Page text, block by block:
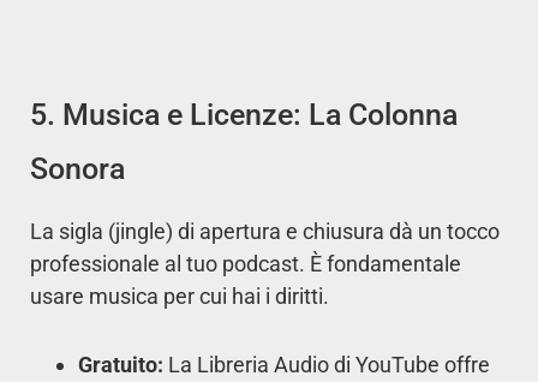
5. Musica e Licenze: La Colonna
Sonora
La sigla (jingle) di apertura e chiusura dà un tocco
professionale al tuo podcast. È fondamentale
usare musica per cui hai i diritti.
Gratuito: La Libreria Audio di YouTube offre